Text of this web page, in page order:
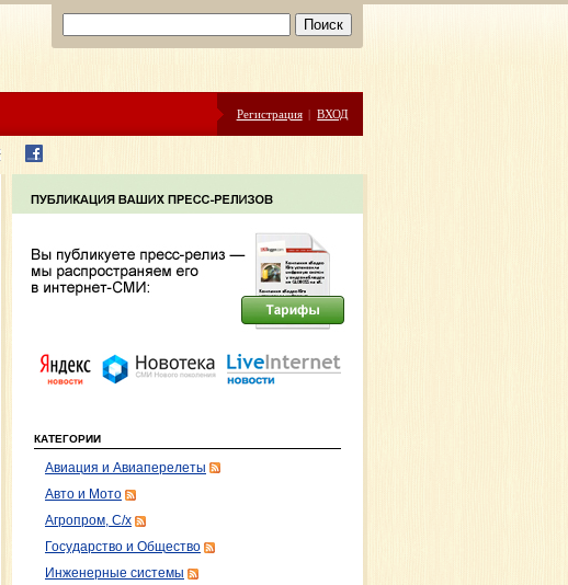
Регистрация | ВХОД
КАТЕГОРИИ
Авиация и Авиаперелеты
Авто и Мото
Агропром, С/х
Государство и Общество
Инженерные системы